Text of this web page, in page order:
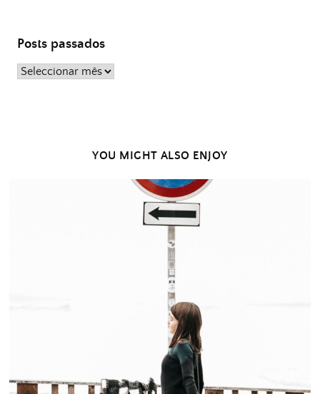
Posts passados
Posts
YOU MIGHT ALSO ENJOY